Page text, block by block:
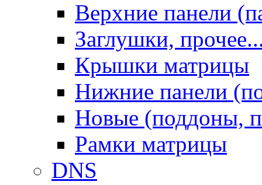
Верхние панели
Заглушки,
Крышки матрицы
Нижние панели
Новые (поддоны,
Рамки матрицы
DNS